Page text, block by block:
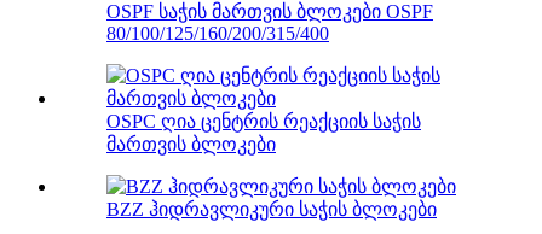
OSPF საჭის მართვის ბლოკები OSPF
80/100/125/160/200/315/400
OSPC ღია ცენტრის რეაქციის საჭის
მართვის ბლოკები
BZZ ჰიდრავლიკური საჭის ბლოკები